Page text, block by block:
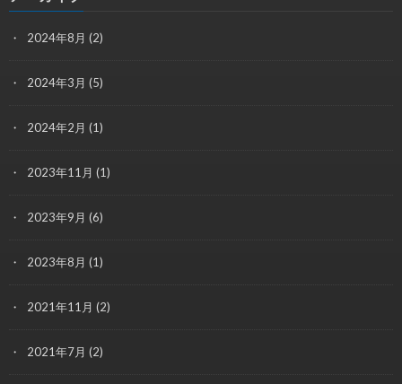
2024年8月 (2)
2024年3月 (5)
2024年2月 (1)
2023年11月 (1)
2023年9月 (6)
2023年8月 (1)
2021年11月 (2)
2021年7月 (2)